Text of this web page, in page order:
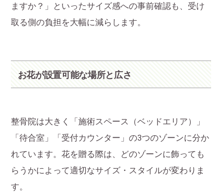
ますか？」といったサイズ感への事前確認も、受け
取る側の負担を大幅に減らします。
お花が設置可能な場所と広さ
整骨院は大きく「施術スペース（ベッドエリア）」
「待合室」「受付カウンター」の3つのゾーンに分か
れています。花を贈る際は、どのゾーンに飾っても
らうかによって適切なサイズ・スタイルが変わりま
す。